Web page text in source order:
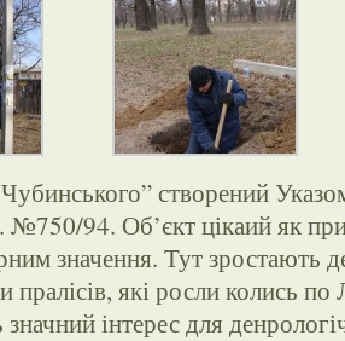
створений
№750/94. Об’єкт цікаий як
значення. Тут зростають
пралісів, які росли колись
інтерес для